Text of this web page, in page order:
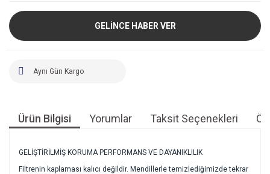
GELİNCE HABER VER
Aynı Gün Kargo
Ürün Bilgisi Yorumlar Taksit Seçenekleri
GELİŞTİRİLMİŞ KORUMA PERFORMANS VE DAYANIKLILIK
Filtrenin kaplaması kalıcı değildir. Mendillerle temizlediğimizde tekrar